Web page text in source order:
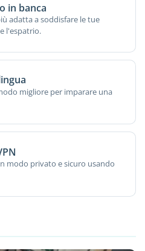
in banca
adatta a soddisfare le tue
l'espatrio.
migliore per imparare una
modo privato e sicuro usando